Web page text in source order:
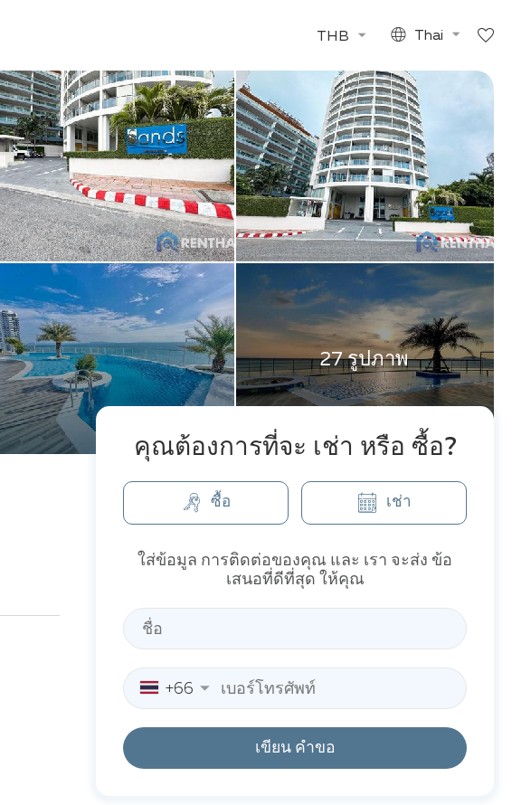
THB Thai
27 รูปภาพ
คุณต้องการที่จะ เช่า หรือ ซื้อ?
ซื้อ เช่า
ใส่ข้อมูล การติดต่อของคุณ และ เรา จะส่ง ข้อ
เสนอที่ดีที่สุด ให้คุณ
+66
เขียน คำขอ